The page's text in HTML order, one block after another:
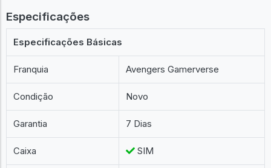
Especificações
Especificações Básicas
Franquia Avengers Gamerverse
Condição Novo
Garantia 7 Dias
Caixa SIM